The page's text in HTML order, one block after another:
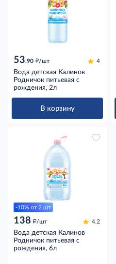
53.90 д/шт 4
Вода детская Калинов
Родничок питьевая с
рождения, 2л
В корзину
-10% от 2 шт
138 д/шт 4.2
Вода детская Калинов
Родничок питьевая с
рождения, 6л